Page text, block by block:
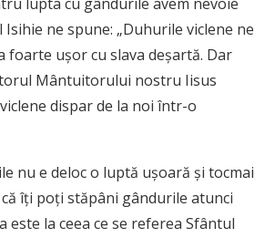
ne spune: „Duhurile viclene ne
foarte uşor cu slava deşartă. Dar
Mântuitorului nostru Iisus
dispar de la noi într-o
nu e deloc o luptă uşoară şi tocmai
îţi poţi stăpâni gândurile atunci
este la ceea ce se referea Sfântul